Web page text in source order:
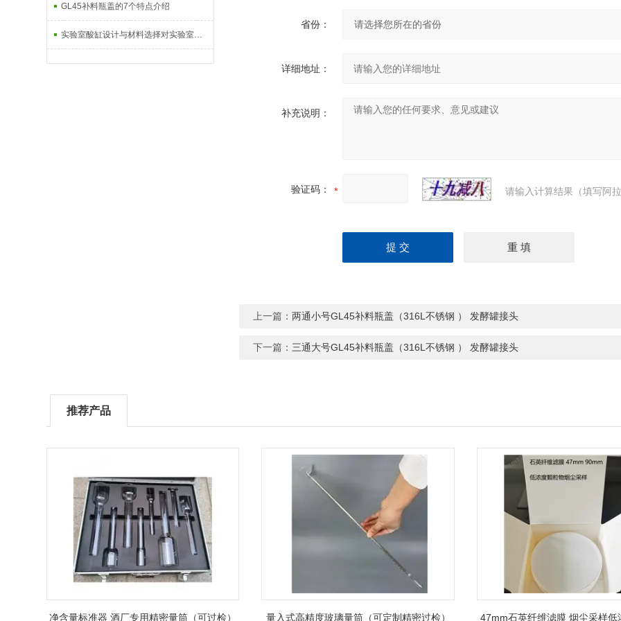
GL45补料瓶盖的7个特点介绍
实验室酸缸设计与材料选择对实验室安全性的影响
省份：
详细地址：
补充说明：
验证码： 请输入计算结果（填写阿
上一篇：两通小号GL45补料瓶盖（316L不锈钢 ） 发酵罐接头
下一篇： 三通大号GL45补料瓶盖（316L不锈钢 ） 发酵罐接头
推荐产品
净含量标准器 酒厂专用精密量筒（可过检） 量入式高精度玻璃量筒（可定制精密过检） 47mm石英纤维滤膜 烟尘采样低